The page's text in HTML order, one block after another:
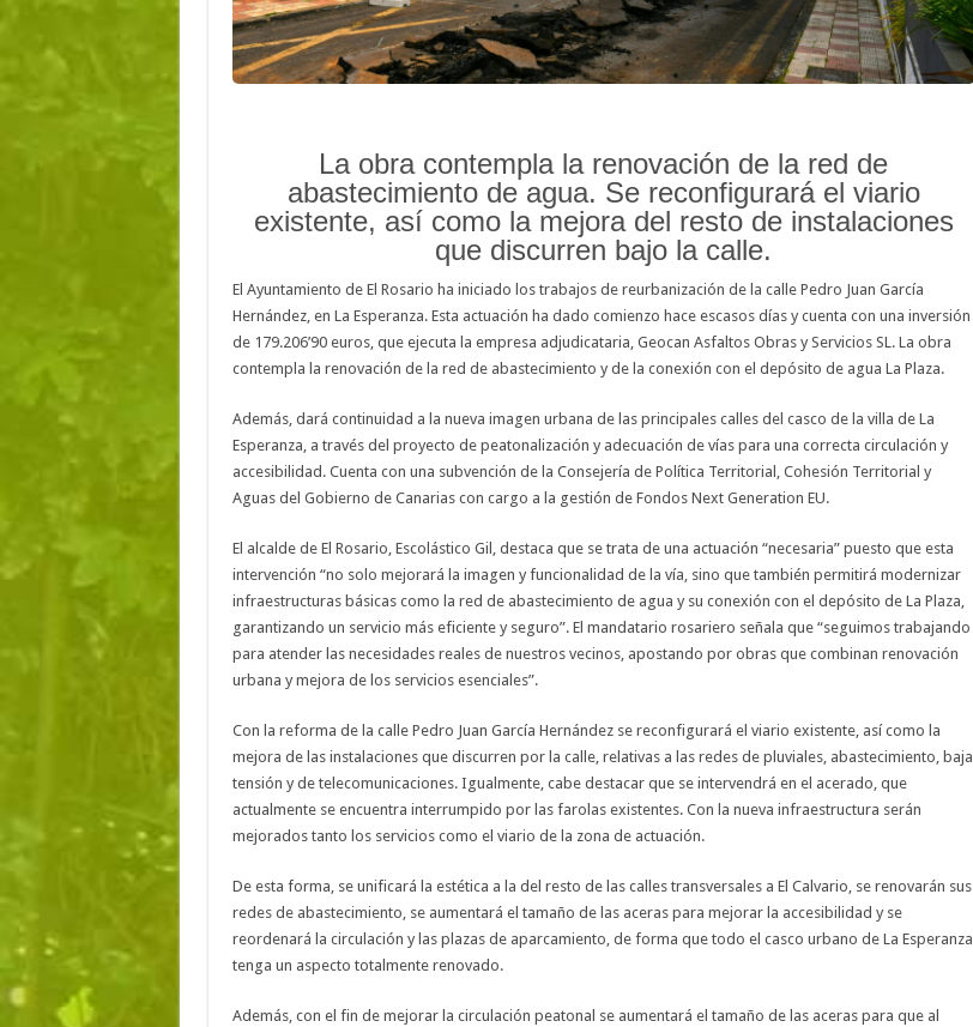
La obra contempla la renovación de la red de
abastecimiento de agua. Se reconfigurará el viario
existente, así como la mejora del resto de instalaciones
que discurren bajo la calle.
El Ayuntamiento de El Rosario ha iniciado los trabajos de reurbanización de la calle Pedro Juan García
Hernández, en La Esperanza. Esta actuación ha dado comienzo hace escasos días y cuenta con una inversión
de 179.206’90 euros, que ejecuta la empresa adjudicataria, Geocan Asfaltos Obras y Servicios SL. La obra
contempla la renovación de la red de abastecimiento y de la conexión con el depósito de agua La Plaza.
Además, dará continuidad a la nueva imagen urbana de las principales calles del casco de la villa de La
Esperanza, a través del proyecto de peatonalización y adecuación de vías para una correcta circulación y
accesibilidad. Cuenta con una subvención de la Consejería de Política Territorial, Cohesión Territorial y
Aguas del Gobierno de Canarias con cargo a la gestión de Fondos Next Generation EU.
El alcalde de El Rosario, Escolástico Gil, destaca que se trata de una actuación “necesaria” puesto que esta
intervención “no solo mejorará la imagen y funcionalidad de la vía, sino que también permitirá modernizar
infraestructuras básicas como la red de abastecimiento de agua y su conexión con el depósito de La Plaza,
garantizando un servicio más eficiente y seguro”. El mandatario rosariero señala que “seguimos trabajando
para atender las necesidades reales de nuestros vecinos, apostando por obras que combinan renovación
urbana y mejora de los servicios esenciales”.
Con la reforma de la calle Pedro Juan García Hernández se reconfigurará el viario existente, así como la
mejora de las instalaciones que discurren por la calle, relativas a las redes de pluviales, abastecimiento, baja
tensión y de telecomunicaciones. Igualmente, cabe destacar que se intervendrá en el acerado, que
actualmente se encuentra interrumpido por las farolas existentes. Con la nueva infraestructura serán
mejorados tanto los servicios como el viario de la zona de actuación.
De esta forma, se unificará la estética a la del resto de las calles transversales a El Calvario, se renovarán sus
redes de abastecimiento, se aumentará el tamaño de las aceras para mejorar la accesibilidad y se
reordenará la circulación y las plazas de aparcamiento, de forma que todo el casco urbano de La Esperanza
tenga un aspecto totalmente renovado.
Además, con el fin de mejorar la circulación peatonal se aumentará el tamaño de las aceras para que al